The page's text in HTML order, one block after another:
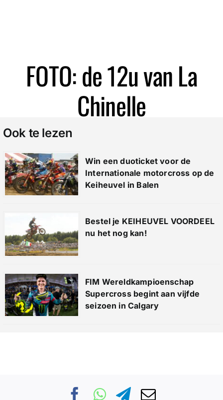
FOTO: de 12u van La
Chinelle
Ook te lezen
Win een duoticket voor de
Internationale motorcross op de
Keiheuvel in Balen
Bestel je KEIHEUVEL VOORDEEL
nu het nog kan!
FIM Wereldkampioenschap
Supercross begint aan vijfde
seizoen in Calgary